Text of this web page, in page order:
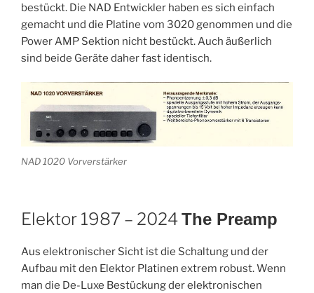
bestückt. Die NAD Entwickler haben es sich einfach
gemacht und die Platine vom 3020 genommen und die
Power AMP Sektion nicht bestückt. Auch äußerlich
sind beide Geräte daher fast identisch.
NAD 1020 Vorverstärker
Elektor 1987 – 2024The Preamp
Aus elektronischer Sicht ist die Schaltung und der
Aufbau mit den Elektor Platinen extrem robust. Wenn
man die De-Luxe Bestückung der elektronischen